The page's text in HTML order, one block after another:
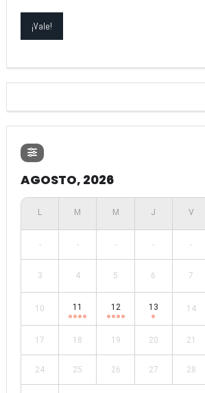
AGOSTO, 2026
- - - - -
3 4 5 6 7
10 11 12 13 14
17 18 19 20 21
24 25 26 27 28